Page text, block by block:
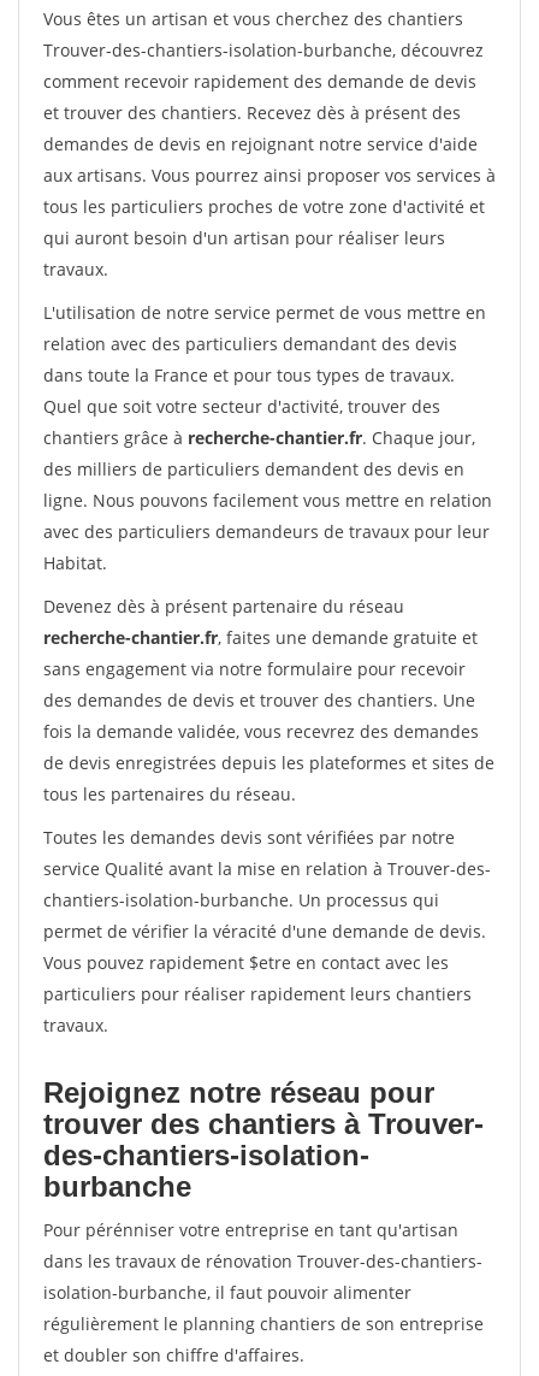
Vous êtes un artisan et vous cherchez des chantiers
Trouver-des-chantiers-isolation-burbanche, découvrez
comment recevoir rapidement des demande de devis
et trouver des chantiers. Recevez dès à présent des
demandes de devis en rejoignant notre service d'aide
aux artisans. Vous pourrez ainsi proposer vos services à
tous les particuliers proches de votre zone d'activité et
qui auront besoin d'un artisan pour réaliser leurs
travaux.
L'utilisation de notre service permet de vous mettre en
relation avec des particuliers demandant des devis
dans toute la France et pour tous types de travaux.
Quel que soit votre secteur d'activité, trouver des
chantiers grâce à recherche-chantier.fr. Chaque jour,
des milliers de particuliers demandent des devis en
ligne. Nous pouvons facilement vous mettre en relation
avec des particuliers demandeurs de travaux pour leur
Habitat.
Devenez dès à présent partenaire du réseau
recherche-chantier.fr, faites une demande gratuite et
sans engagement via notre formulaire pour recevoir
des demandes de devis et trouver des chantiers. Une
fois la demande validée, vous recevrez des demandes
de devis enregistrées depuis les plateformes et sites de
tous les partenaires du réseau.
Toutes les demandes devis sont vérifiées par notre
service Qualité avant la mise en relation à Trouver-des-
chantiers-isolation-burbanche. Un processus qui
permet de vérifier la véracité d'une demande de devis.
Vous pouvez rapidement $etre en contact avec les
particuliers pour réaliser rapidement leurs chantiers
travaux.
Rejoignez notre réseau pour
trouver des chantiers à Trouver-
des-chantiers-isolation-
burbanche
Pour pérénniser votre entreprise en tant qu'artisan
dans les travaux de rénovation Trouver-des-chantiers-
isolation-burbanche, il faut pouvoir alimenter
régulièrement le planning chantiers de son entreprise
et doubler son chiffre d'affaires.